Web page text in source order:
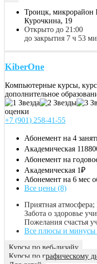
Троицк,
Курочкина, 19
Открыто до 21:00
до закрытия 7 ч 53
KiberOne
Компьютерные курсы,
дополнительное
оценки
+7 (901) 258-41-55
Абонемент на 4
Академическая
Абонемент на
Академическая 1₽
Абонемент на 6 мес
Все цены (8)
Приятная
Забота о здоровье
Пожелания счастья
Все плюсы и минусы
Курсы по веб-дизайу
Курсы по графическому